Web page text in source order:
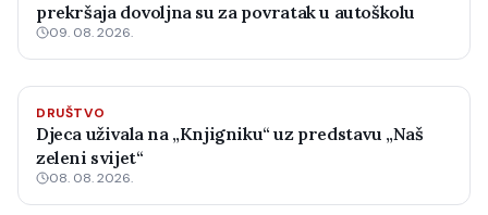
prekršaja dovoljna su za povratak u autoškolu
09. 08. 2026.
DRUŠTVO
Djeca uživala na „Knjigniku“ uz predstavu „Naš
zeleni svijet“
08. 08. 2026.